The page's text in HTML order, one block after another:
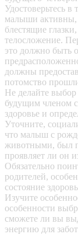
Удостоверьтесь
малыши
блестящие
телосложение.
это должно быть
должны
потомство
Не делайте
будущим членом
здоровье и
Уточните,
что малыш с
животными, был
проявляет ли он
Обязательно
родителей,
состояние
Изучите
особенности
сможете ли вы
энергию для